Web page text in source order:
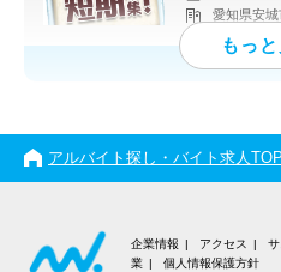
愛知県安城
アルバイト探し・バイト求人TOP
企業情報 アクセス
業
個人情報保護方針